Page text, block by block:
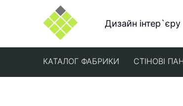
Дизайн інтер`єру
КАТАЛОГ ФАБРИКИ СТІНОВІ